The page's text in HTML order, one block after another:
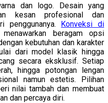
dan logo. Desain yang
kesan profesional dan
penggunanya. Konveksi di
menawarkan beragam opsi
kebutuhan dan karakter
dari model klasik hingga
secara eksklusif. Setiap
hingga potongan lengan
namun estetis. Pilihan
nilai tambah dan membuat
dan percaya diri.